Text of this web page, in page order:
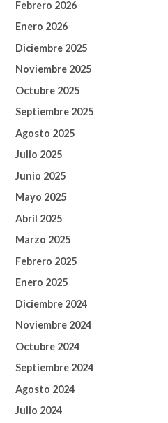
Febrero 2026
Enero 2026
Diciembre 2025
Noviembre 2025
Octubre 2025
Septiembre 2025
Agosto 2025
Julio 2025
Junio 2025
Mayo 2025
Abril 2025
Marzo 2025
Febrero 2025
Enero 2025
Diciembre 2024
Noviembre 2024
Octubre 2024
Septiembre 2024
Agosto 2024
Julio 2024